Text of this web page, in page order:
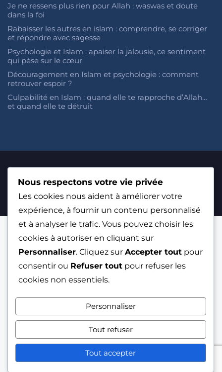
Je ne ressens plus rien pour Allah : waswas et doute
dans la foi
Rabaisser les autres en islam : comprendre, se corriger
et répondre avec sagesse
Psychologie et Islam : apaiser la jalousie, ce sentiment
qui pèse sur le cœur
Découragement en Islam et psychologie : comment
retrouver espoir ?
Culpabilité en Islam : quand elle te rapproche d’Allah…
et quand elle te détruit
DÉVELOPPEUR WORDPRESS FREELANCE
DROITS RÉSERVÉS
Nous respectons votre vie privée
Les cookies nous aident à améliorer votre
expérience, à fournir un contenu personnalisé
et à analyser le trafic. Vous pouvez choisir les
cookies à autoriser en cliquant sur
Personnaliser. Cliquez sur Accepter tout pour
consentir ou Refuser tout pour refuser les
cookies non essentiels.
Personnaliser
Tout refuser
Tout accepter